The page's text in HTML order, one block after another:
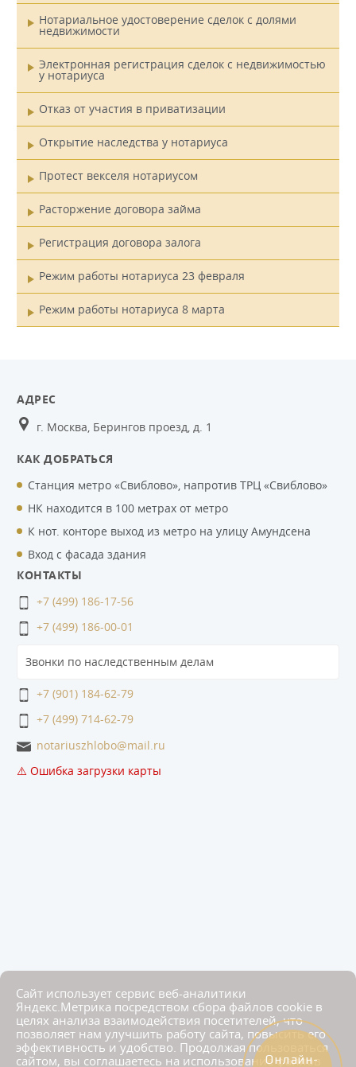
Нотариальное удостоверение сделок с долями
недвижимости
Электронная регистрация сделок с недвижимостью
у нотариуса
Отказ от участия в приватизации
Открытие наследства у нотариуса
Протест векселя нотариусом
Расторжение договора займа
Регистрация договора залога
Режим работы нотариуса 23 февраля
Режим работы нотариуса 8 марта
АДРЕС
г. Москва, Берингов проезд, д. 1
КАК ДОБРАТЬСЯ
Станция метро «Свиблово», напротив ТРЦ «Свиблово»
НК находится в 100 метрах от метро
К нот. конторе выход из метро на улицу Амундсена
Вход с фасада здания
КОНТАКТЫ
+7 (499) 186-17-56
+7 (499) 186-00-01
Звонки по наследственным делам
+7 (901) 184-62-79
+7 (499) 714-62-79
notariuszhlobo@mail.ru
⚠️ Ошибка загрузки карты
ГЛАВНАЯО КОНТОРЕ НОТАРИАЛЬНЫЕ ДЕЙСТВИЯТАРИФЫ
УСЛУГИ
СТАТЬИКОНТАКТЫ Онлайн-
Сайт использует сервис веб-аналитики
Яндекс.Метрика посредством сбора файлов cookie в
целях анализа взаимодействия посетителей, что
позволяет нам улучшить работу сайта, повысить его
эффективность и удобство. Продолжая пользоваться
сайтом, вы соглашаетесь на использование файлов